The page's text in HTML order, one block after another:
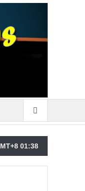
Wilter Sulut Siap
01:38